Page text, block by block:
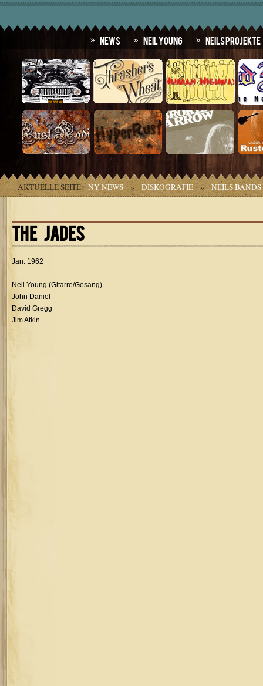
News Neil Young Neils Projekte
AKTUELLE SEITE: NY NEWS » DISKOGRAFIE » NEILS BANDS
THE JADES
Jan. 1962
Neil Young (Gitarre/Gesang)
John Daniel
David Gregg
Jim Atkin